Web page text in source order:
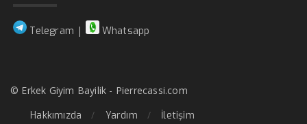
Telegram | Whatsapp
© Erkek Giyim Bayilik - Pierrecassi.com
Hakkımızda
Yardım İletişim